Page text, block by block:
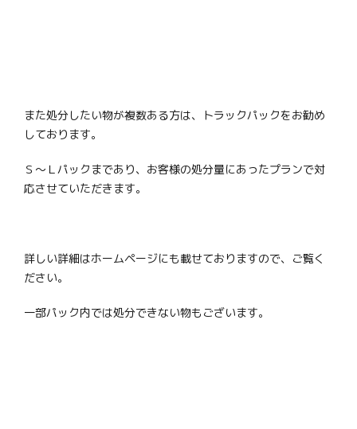
また処分したい物が複数ある方は、トラックパックをお勧め
しております。
Ｓ～Ｌパックまであり、お客様の処分量にあったプランで対
応させていただきます。
詳しい詳細はホームページにも載せておりますので、ご覧く
ださい。
一部パック内では処分できない物もございます。